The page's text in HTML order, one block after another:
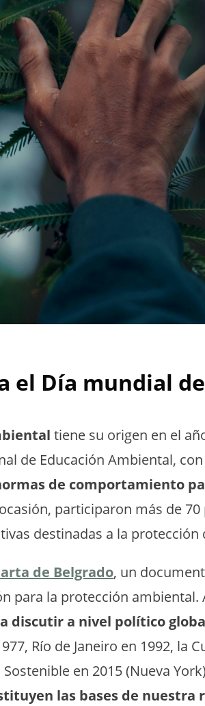
el Día mundial
tiene su origen en el
de Educación Ambiental,
de comportamiento
participaron más de
destinadas a la
de Belgrado, un
para la protección ambiental.
discutir a nivel político
Río de Janeiro en 1992, la
en 2015 (Nueva
las bases de nuestra